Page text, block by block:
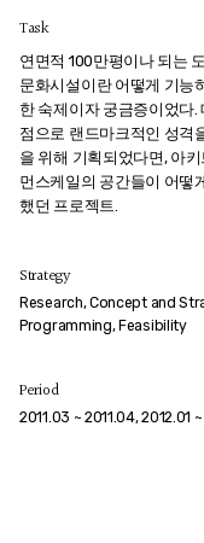
Task
연면적 100만평이나 되는
문화시설이란 어떻게 기능
한 숙제이자 궁금증이었다
점으로 랜드마크적인 성격
을 위해 기획되었다면, 아
먼스케일의 공간들이 어떻
했던 프로젝트.
Strategy
Research, Concept and
Programming, Feasibility
Period
2011.03 ~ 2011.04, 2012.01